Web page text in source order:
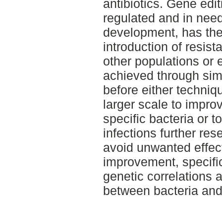
antibiotics. Gene
regulated and in
development, has
introduction of
other populations or
achieved through
before either
larger scale to
specific bacteria or
infections further
avoid unwanted
improvement,
genetic correlations
between bacteria